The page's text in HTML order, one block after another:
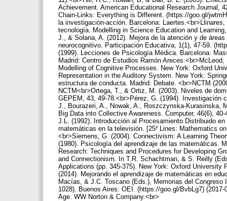
Achievement. American Educational Research Journal,
Chain-Links: Everything is Different. (https://goo.gl/
la investigación-acción. Barcelona:
tecnología. Modelling in Science Education and
J., & Solana, A. (2012). Mejora de la atención y de
neurocognitivo. Participación Educativa, 1(1), 47-59.
(1999). Lecciones de Psicología Médica. Barcelona:
Madrid: Centro de Estudios Ramón
Modelling of Cognitive Processes. New York: Oxford
Representation in the Auditory System. New York:
estructura de conducta. Madrid: Debate. <br>NCTM
NCTM<br>Ortega, T., & Ortiz, M. (2003). Niveles de
GEPEM, 43, 49-78.<br>Pérez, G. (1994). Investigación
J., Bourazeri, A., Nowak, A., Roszczynska-Kurasinska,
Big Data into Collective Awareness. Computer, 46(6),
J.L. (1992). Introducción al Procesamiento Distribuido
matemáticas en la televisión. [25² Lines: Mathematics
<br>Siemens, G. (2004). Connectivism: A Learning
(1980). Psicología del aprendizaje de las matemáticas.
Research: Techniques and Procedures for Developing
and Connectionism. In T.R. Schachtman, & S. Reilly
Applications (pp. 345-375). New York: Oxford
(2014). Mejorando el aprendizaje de matemáticas en
Macías, & J.C. Toscano (Eds.), Memorias del
1028). Buenos Aires: OEI. (https://goo.gl/BvbLg7)
Age. WW Norton & Company.<br>